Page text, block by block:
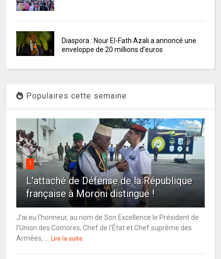
Diaspora : Nour El-Fath Azali a annoncé une
enveloppe de 20 millions d’euros
Populaires cette semaine
1
L'attaché de Défense de la République
française à Moroni distingué !
J'ai eu l'honneur, au nom de Son Excellence le Président de
l'Union des Comores, Chef de l'État et Chef suprême des
Armées, ...
Lire la suite